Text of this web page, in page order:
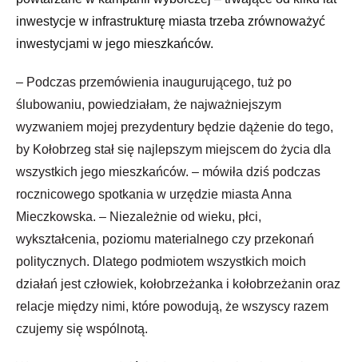
inwestycje w infrastrukturę miasta trzeba zrównoważyć
inwestycjami w jego mieszkańców.
– Podczas przemówienia inaugurującego, tuż po
ślubowaniu, powiedziałam, że najważniejszym
wyzwaniem mojej prezydentury będzie dążenie do tego,
by Kołobrzeg stał się najlepszym miejscem do życia dla
wszystkich jego mieszkańców. – mówiła dziś podczas
rocznicowego spotkania w urzędzie miasta Anna
Mieczkowska. – Niezależnie od wieku, płci,
wykształcenia, poziomu materialnego czy przekonań
politycznych. Dlatego podmiotem wszystkich moich
działań jest człowiek, kołobrzeżanka i kołobrzeżanin oraz
relacje między nimi, które powodują, że wszyscy razem
czujemy się wspólnotą.